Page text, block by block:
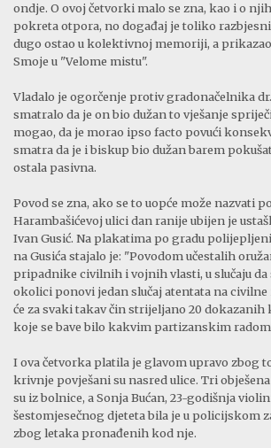
ondje. O ovoj četvorki malo se zna, kao i o
pokreta otpora, no događaj je toliko
dugo ostao u kolektivnoj memoriji, a
Smoje u "Velome mistu".
Vladalo je ogorčenje protiv gradonačelnika dr.
smatralo da je on bio dužan to vješanje
mogao, da je morao ipso facto povući
smatra da je i biskup bio dužan barem
ostala pasivna.
Povod se zna, ako se to uopće može nazvati
Harambašićevoj ulici dan ranije ubijen je
Ivan Gusić. Na plakatima po gradu
na Gusića stajalo je: "Povodom učestalih
pripadnike civilnih i vojnih vlasti, u slučaju da
okolici ponovi jedan slučaj atentata na civilne
će za svaki takav čin strijeljano 20 dokazanih
koje se bave bilo kakvim partizanskim
I ova četvorka platila je glavom upravo zbog
krivnje povješani su nasred ulice. Tri
su iz bolnice, a Sonja Bućan, 23-godišnja
šestomjesečnog djeteta bila je u policijskom
zbog letaka pronađenih kod nje.